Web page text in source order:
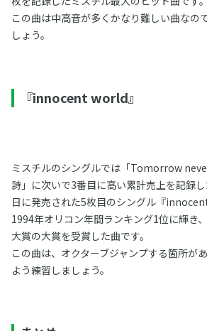
この曲は中高音が多くかなり難しい曲なの
しょう。
『innocent world』
ミスチルのシングルでは「Tomorrow
詩」に次いで3番目に高い累計売上を記録
日に発売された5枚目のシングル『
1994年オリコン年間ランキング1位に輝き
大賞の大賞を受賞した曲です。
この曲は、オクターブジャンプする箇所が
よう練習しましょう。